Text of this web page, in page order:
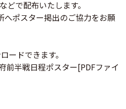
どで配布いたします。
へポスター掲出のご協力をお願
ードできます。
前半戦日程ポスター[PDFファイ